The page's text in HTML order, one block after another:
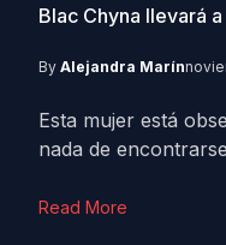
Blac Chyna llevará
By Alejandra Marín
Esta mujer está
nada de
Read More